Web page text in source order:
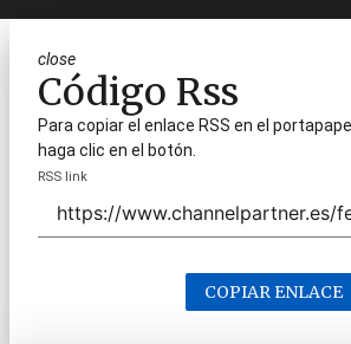
close
Código Rss
Para copiar el enlace RSS en el
haga clic en el botón.
RSS link
COPIAR ENLACE